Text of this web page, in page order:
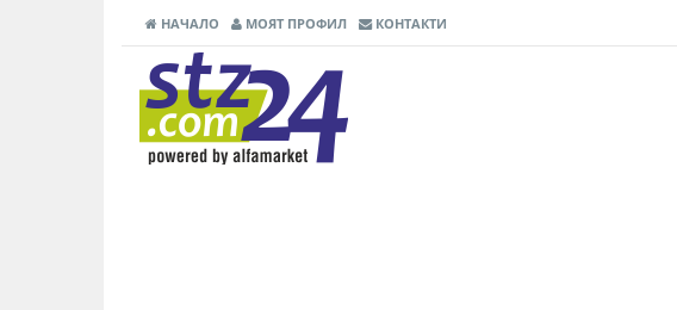
НАЧАЛО МОЯТ ПРОФИЛ КОНТАКТИ